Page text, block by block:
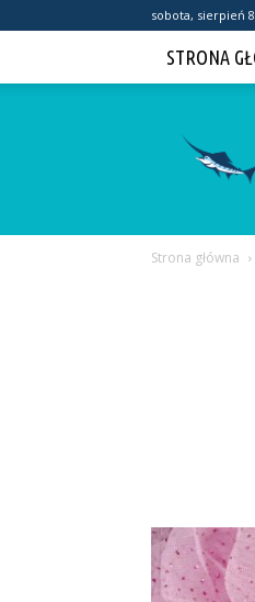
sobota, sierpień
STRONA
Strona główna